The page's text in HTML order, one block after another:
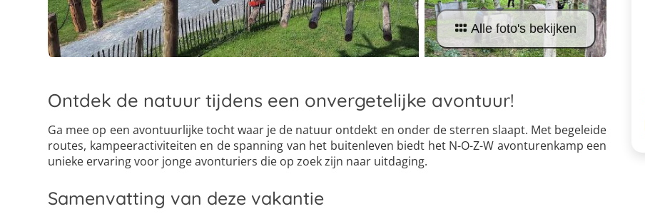
22
Alle foto's bekijken
Ontdek de natuur tijdens een onvergetelijke avontuur!
Ga mee op een avontuurlijke tocht waar je de natuur ontdekt en onder de sterren slaapt. Met begeleide
routes, kampeeractiviteiten en de spanning van het buitenleven biedt het N-O-Z-W avonturenkamp een
unieke ervaring voor jonge avonturiers die op zoek zijn naar uitdaging.
Samenvatting van deze vakantie